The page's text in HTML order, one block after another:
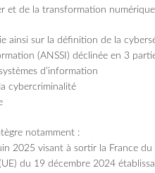
et de la transformation
ainsi sur la définition de la
(ANSSI) déclinée en 3
d’information
cybercriminalité
notamment :
2025 visant à sortir la France
du 19 décembre 2024